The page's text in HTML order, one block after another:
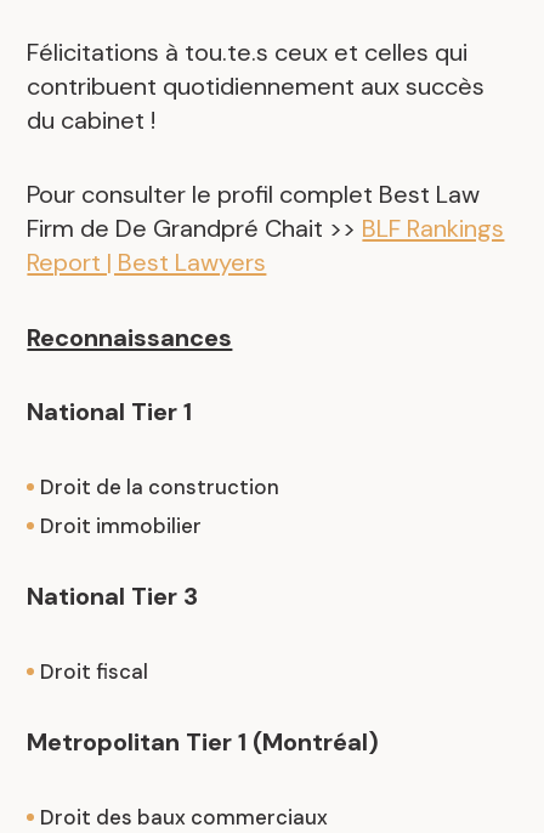
Félicitations à tou.te.s ceux et celles qui
contribuent quotidiennement aux succès
du cabinet !
Pour consulter le profil complet Best Law
Firm de De Grandpré Chait >> BLF Rankings
Report | Best Lawyers
Reconnaissances
National Tier 1
Droit de la construction
Droit immobilier
National Tier 3
Droit fiscal
Metropolitan Tier 1 (Montréal)
Droit des baux commerciaux